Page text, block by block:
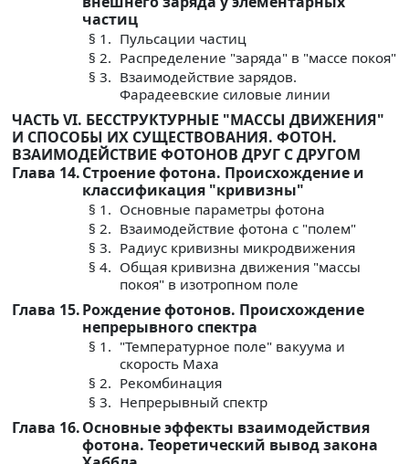
частиц
§ 1. Пульсации частиц
§ 2. Распределение "заряда" в "массе покоя"
§ 3. Взаимодействие зарядов.
Фарадеевские силовые линии
ЧАСТЬ VI. БЕССТРУКТУРНЫЕ "МАССЫ ДВИЖЕНИЯ"
И СПОСОБЫ ИХ СУЩЕСТВОВАНИЯ. ФОТОН.
ВЗАИМОДЕЙСТВИЕ ФОТОНОВ ДРУГ С ДРУГОМ
Глава 14.Строение фотона. Происхождение и
классификация "кривизны"
§ 1. Основные параметры фотона
§ 2. Взаимодействие фотона с "полем"
§ 3. Радиус кривизны микродвижения
§ 4. Общая кривизна движения "массы
покоя" в изотропном поле
Глава 15.Рождение фотонов. Происхождение
непрерывного спектра
§ 1. "Температурное поле" вакуума и
скорость Маха
§ 2. Рекомбинация
§ 3. Непрерывный спектр
Глава 16.Основные эффекты взаимодействия
фотона. Теоретический вывод закона